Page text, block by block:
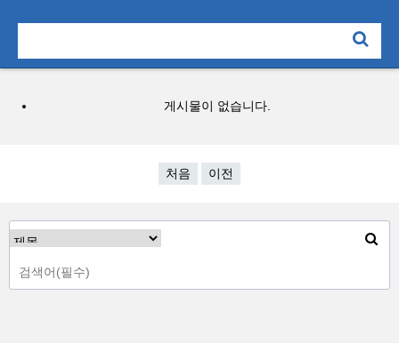
게시물이 없습니다.
처음 이전